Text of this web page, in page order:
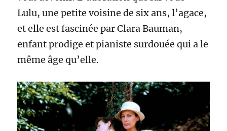
Lulu, une petite voisine de six ans, l’agace,
et elle est fascinée par Clara Bauman,
enfant prodige et pianiste surdouée qui a le
même âge qu’elle.